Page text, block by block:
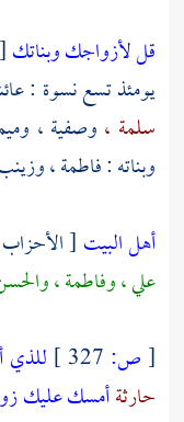
قل لأزواجك وبناتك[
يومئذ تسع نسوة :
سلمة ، وصفية ،
وبناته :فاطمة ،
أهل البيت [ الأحزاب : 33 ] . قال صلى الله
علي،وفاطمة،
[ص: للذي
حارثةأمسك عليك